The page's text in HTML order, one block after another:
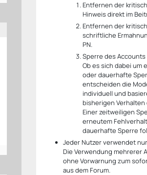
Entfernen der
Hinweis direkt im
Entfernen der
schriftliche
PN.
Sperre des Accounts
Ob es sich dabei um
oder dauerhafte
entscheiden die
individuell und
bisherigen Verhalten
Einer zeitweiligen
erneutem
dauerhafte Sperre
Jeder Nutzer verwendet nur
Die Verwendung mehrerer
ohne Vorwarnung zum
aus dem Forum.